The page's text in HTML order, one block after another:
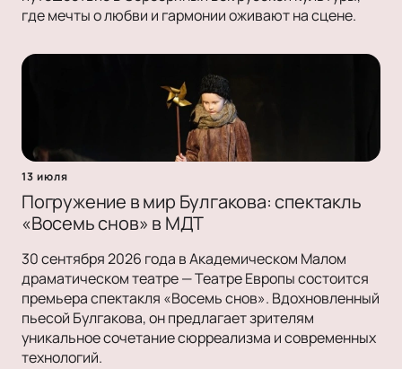
где мечты о любви и гармонии оживают на сцене.
13 июля
Погружение в мир Булгакова: спектакль
«Восемь снов» в МДТ
30 сентября 2026 года в Академическом Малом
драматическом театре — Театре Европы состоится
премьера спектакля «Восемь снов». Вдохновленный
пьесой Булгакова, он предлагает зрителям
уникальное сочетание сюрреализма и современных
технологий.